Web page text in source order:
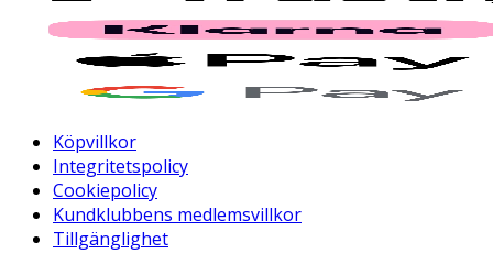
Köpvillkor
Integritetspolicy
Cookiepolicy
Kundklubbens medlemsvillkor
Tillgänglighet